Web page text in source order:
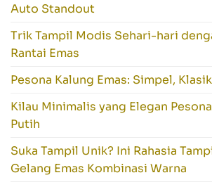
Auto Standout
Trik Tampil Modis Sehari-hari
Rantai Emas
Pesona Kalung Emas: Simpel,
Kilau Minimalis yang Elegan
Putih
Suka Tampil Unik? Ini Rahasia
Gelang Emas Kombinasi Warna